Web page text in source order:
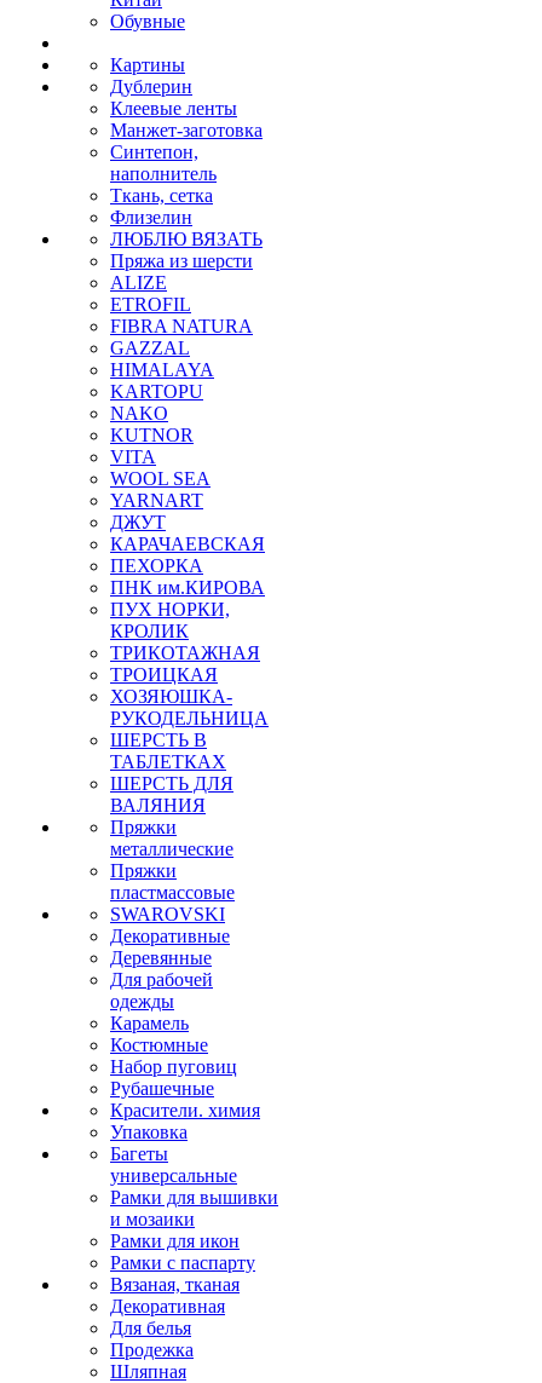
Обувные
Картины
Дублерин
Клеевые ленты
Манжет-заготовка
Синтепон,
наполнитель
Ткань, сетка
Флизелин
ЛЮБЛЮ ВЯЗАТЬ
Пряжа из шерсти
ALIZE
ETROFIL
FIBRA NATURA
GAZZAL
HIMALAYA
KARTOPU
NAKO
KUTNOR
VITA
WOOL SEA
YARNART
ДЖУТ
КАРАЧАЕВСКАЯ
ПЕХОРКА
ПНК им.КИРОВА
ПУХ НОРКИ,
КРОЛИК
ТРИКОТАЖНАЯ
ТРОИЦКАЯ
ХОЗЯЮШКА-
РУКОДЕЛЬНИЦА
ШЕРСТЬ В
ТАБЛЕТКАХ
ШЕРСТЬ ДЛЯ
ВАЛЯНИЯ
Пряжки
металлические
Пряжки
пластмассовые
SWAROVSKI
Декоративные
Деревянные
Для рабочей
одежды
Карамель
Костюмные
Набор пуговиц
Рубашечные
Красители. химия
Упаковка
Багеты
универсальные
Рамки для вышивки
и мозаики
Рамки для икон
Рамки с паспарту
Вязаная, тканая
Декоративная
Для белья
Продежка
Шляпная